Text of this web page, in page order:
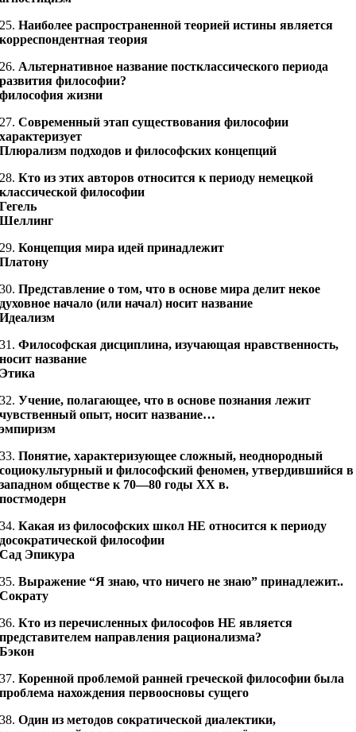
25.Наиболее распространенной теорией истины является
корреспондентная теория
26. Альтернативное название постклассического периода
развития философии?
философия жизни
27.Современный этап существования философии
характеризует
Плюрализм подходов и философских концепций
28. Кто из этих авторов относится к периоду немецкой
классической философии
Гегель
Шеллинг
29.Концепция мира идей принадлежит
Платону
30.Представление о том, что в основе мира делит некое
духовное начало (или начал) носит название
Идеализм
31. Философская дисциплина, изучающая нравственность,
носит название
Этика
32. Учение, полагающее, что в основе познания лежит
чувственный опыт, носит название…
эмпиризм
33.Понятие, характеризующее сложный, неоднородный
социокультурный и философский феномен, утвердившийся в
западном обществе к 70—80 годы XX в.
постмодерн
34.Какая из философских школ НЕ относится к периоду
досократической философии
Сад Эпикура
35.Выражение “Я знаю, что ничего не знаю” принадлежит..
Сократу
36.Кто из перечисленных философов НЕ является
представителем направления рационализма?
Бэкон
37. Коренной проблемой ранней греческой философии была
проблема нахождения первоосновы сущего
38.Один из методов сократической диалектики,